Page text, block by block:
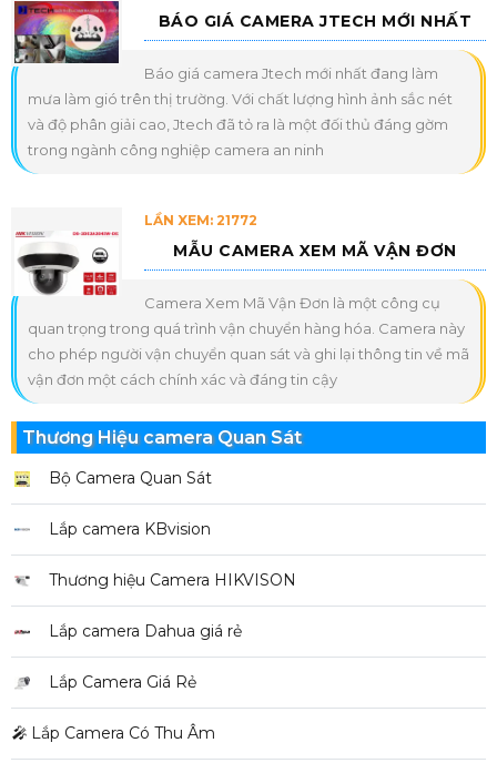
BÁO GIÁ CAMERA JTECH MỚI NHẤT
Báo giá camera Jtech mới nhất đang làm
mưa làm gió trên thị trường. Với chất lượng hình ảnh sắc nét
và độ phân giải cao, Jtech đã tỏ ra là một đối thủ đáng gờm
trong ngành công nghiệp camera an ninh
LẦN XEM: 21772
MẪU CAMERA XEM MÃ VẬN ĐƠN
Camera Xem Mã Vận Đơn là một công cụ
quan trọng trong quá trình vận chuyển hàng hóa. Camera này
cho phép người vận chuyển quan sát và ghi lại thông tin về mã
vận đơn một cách chính xác và đáng tin cậy
Thương Hiệu camera Quan Sát
Bộ Camera Quan Sát
Lắp camera KBvision
Thương hiệu Camera HIKVISON
Lắp camera Dahua giá rẻ
Lắp Camera Giá Rẻ
️🎤️ Lắp Camera Có Thu Âm